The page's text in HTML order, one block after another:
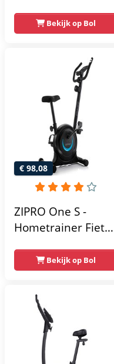
Verstelbaar Zadel -
0-100% weerstand
Hartslagfunctie -
Max 130kg -
Extreem Stil
Bekijk op Bol
€ 98,08
ZIPRO One S -
Hometrainer Fiets -
Magnetische Fiets -
Hartslagsensoren -
Gemakkelijk te
transporteren -
Antislippedalen -
Homegym -
Stabiele structuur -
Bekijk op Bol